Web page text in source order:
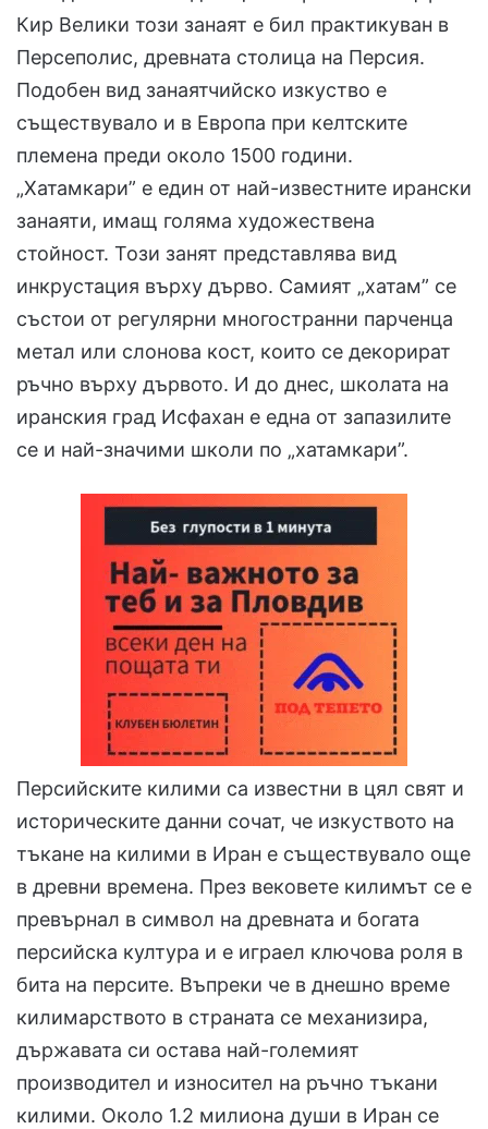
Кир Велики този занаят е бил практикуван в
Персеполис, древната столица на Персия.
Подобен вид занаятчийско изкуство е
съществувало и в Европа при келтските
племена преди около 1500 години.
„Хатамкари” е един от най-известните ирански
занаяти, имащ голяма художествена
стойност. Този занят представлява вид
инкрустация върху дърво. Самият „хатам” се
състои от регулярни многостранни парченца
метал или слонова кост, които се декорират
ръчно върху дървото. И до днес, школата на
иранския град Исфахан е една от запазилите
се и най-значими школи по „хатамкари”.
Персийските килими са известни в цял свят и
историческите данни сочат, че изкуството на
тъкане на килими в Иран е съществувало още
в древни времена. През вековете килимът се е
превърнал в символ на древната и богата
персийска култура и е играел ключова роля в
бита на персите. Въпреки че в днешно време
килимарството в страната се механизира,
държавата си остава най-големият
производител и износител на ръчно тъкани
килими. Около 1.2 милиона души в Иран се